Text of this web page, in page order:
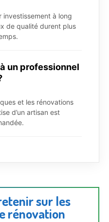
investissement à long
de qualité durent plus
un professionnel
et les rénovations
d’un artisan est
sur les
rénovation